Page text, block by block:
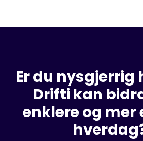
Er du nysgjerrig
Drifti kan
enklere og mer